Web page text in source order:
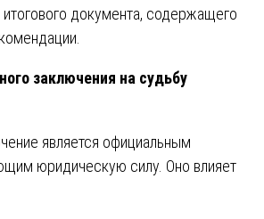
итогового документа, содержащего
заключения на судьбу
является официальным
юридическую силу. Оно влияет